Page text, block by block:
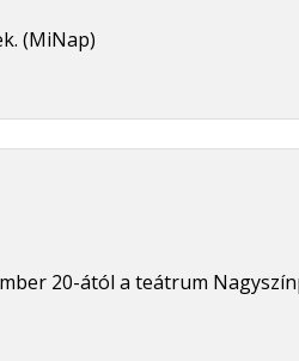
(MiNap)
20-ától a teátrum